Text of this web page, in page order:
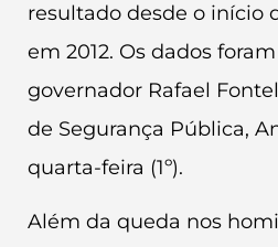
resultado desde o início
em 2012. Os dados
governador Rafael
de Segurança Pública,
quarta-feira (1º).
Além da queda nos